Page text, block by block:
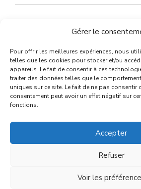
Gérer le
Pour offrir les meilleures expériences, nous
telles que les cookies pour stocker et/ou
appareils. Le fait de consentir à ces
traiter des données telles que le
uniques sur ce site. Le fait de ne pas consentir
consentement peut avoir un effet négatif sur
fonctions.
Accepter
Refuser
Voir les